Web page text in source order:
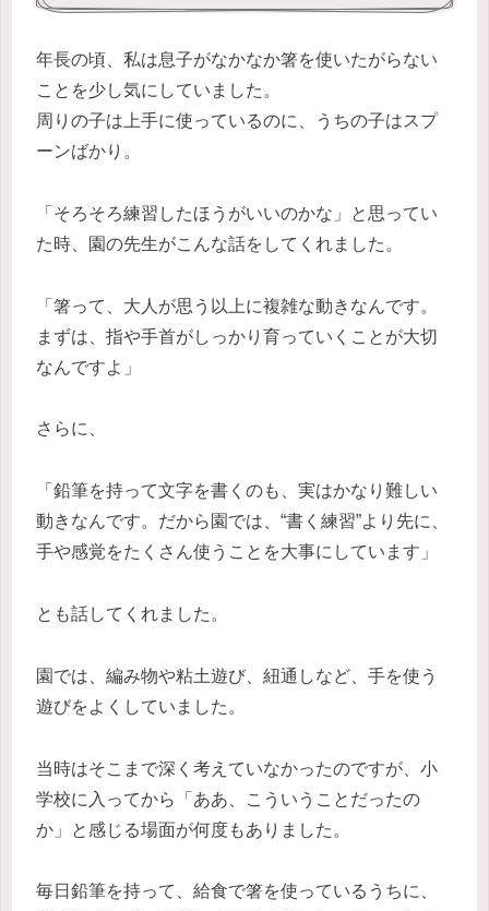
年長の頃、私は息子がなかなか箸を使いたがらない
ことを少し気にしていました。
周りの子は上手に使っているのに、うちの子はスプ
ーンばかり。
「そろそろ練習したほうがいいのかな」と思ってい
た時、園の先生がこんな話をしてくれました。
「箸って、大人が思う以上に複雑な動きなんです。
まずは、指や手首がしっかり育っていくことが大切
なんですよ」
さらに、
「鉛筆を持って文字を書くのも、実はかなり難しい
動きなんです。だから園では、“書く練習”より先に、
手や感覚をたくさん使うことを大事にしています」
とも話してくれました。
園では、編み物や粘土遊び、紐通しなど、手を使う
遊びをよくしていました。
当時はそこまで深く考えていなかったのですが、小
学校に入ってから「ああ、こういうことだったの
か」と感じる場面が何度もありました。
毎日鉛筆を持って、給食で箸を使っているうちに、